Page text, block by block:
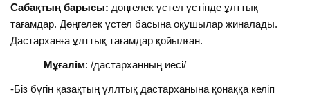
Сабақтың барысы: дөңгелек үстел үстінде ұлттық
тағамдар. Дөңгелек үстел басына оқушылар жиналады.
Дастарханға ұлттық тағамдар қойылған.
Мұғалім: /дастарханның иесі/
-Біз бүгін қазақтың ұллтық дастарханына қонаққа келіп